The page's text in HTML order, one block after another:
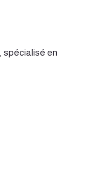
, spécialisé en